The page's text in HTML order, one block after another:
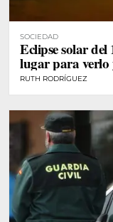
SOCIEDAD
Eclipse solar del
lugar para verlo
RUTH RODRÍGUEZ